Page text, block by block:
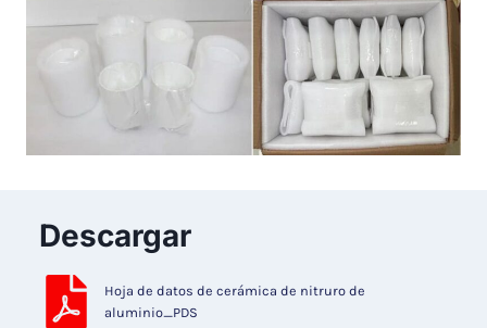
Descargar
Hoja de datos de cerámica de nitruro de
aluminio_PDS